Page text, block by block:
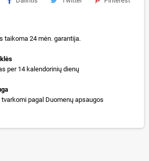
taikoma 24 mėn. garantija.
per 14 kalendorinių dienų
pagal Duomenų apsaugos